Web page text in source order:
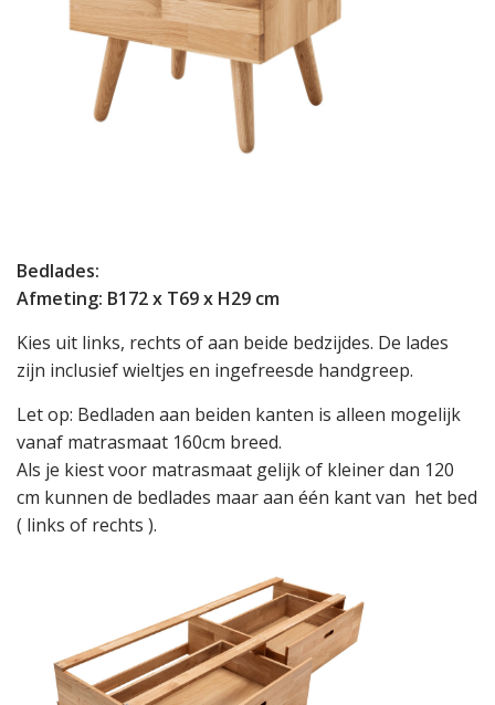
Bedlades:
Afmeting: B172 x T69 x H29 cm
Kies uit links, rechts of aan beide bedzijdes. De lades
zijn inclusief wieltjes en ingefreesde handgreep.
Let op: Bedladen aan beiden kanten is alleen mogelijk
vanaf matrasmaat 160cm breed.
Als je kiest voor matrasmaat gelijk of kleiner dan 120
cm kunnen de bedlades maar aan één kant van het bed
( links of rechts ).